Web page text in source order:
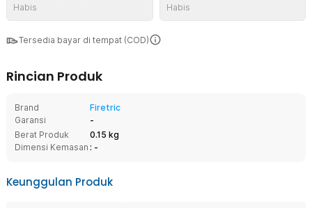
Habis Habis
Tersedia bayar di tempat (COD)
Rincian Produk
Brand
Firetric
Garansi
-
Berat Produk
0.15 kg
Dimensi Kemasan : -
Keunggulan Produk